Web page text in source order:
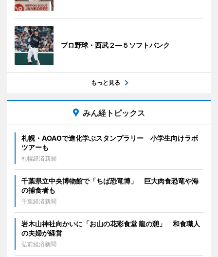
プロ野球・西武２―５ソフトバンク
もっと見る
みん経トピックス
札幌・AOAOで進化学ぶスタンプラリー 小学生向けラボ
ツアーも
札幌経済新聞
千葉県立中央博物館で「ちば恐竜博」 巨大肉食恐竜や海
の捕食者も
千葉経済新聞
岩木山神社向かいに「お山の花彩食堂 龍の憩」 和食職人
の夫婦が経営
弘前経済新聞